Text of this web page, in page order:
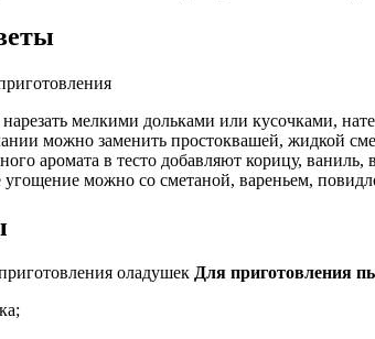
мелкими дольками или кусочками,
можно заменить простоквашей, жидкой
аромата в тесто добавляют корицу, ваниль,
угощение можно со сметаной, вареньем,
Для приготовления